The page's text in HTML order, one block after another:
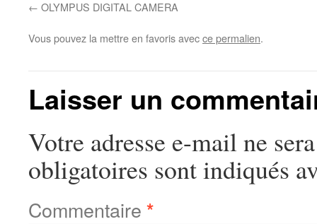
OLYMPUS DIGITAL CAMERA
Vous pouvez la mettre en favoris avecce permalien.
Laisser un
Votre adresse e-mail ne
obligatoires sont indiqués
Commentaire *